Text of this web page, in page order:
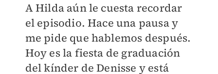
A Hilda aún le cuesta recordar
el episodio. Hace una pausa y
me pide que hablemos después.
Hoy es la fiesta de graduación
del kínder de Denisse y está